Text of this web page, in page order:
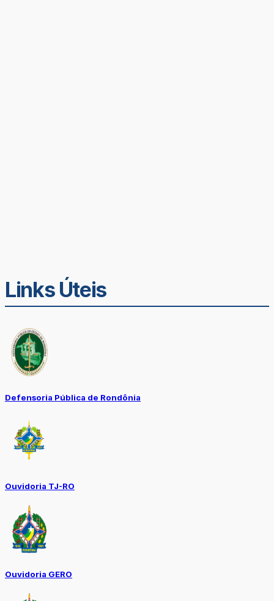
Links Úteis
Defensoria Pública de Rondônia
Ouvidoria TJ-RO
Ouvidoria GERO